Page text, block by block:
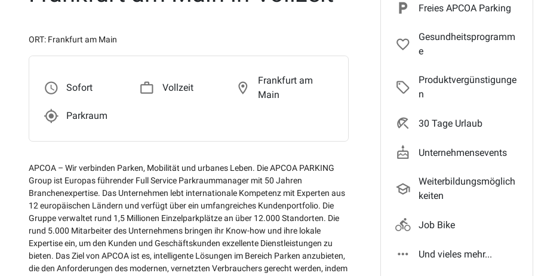
ORT: Frankfurt am Main
access_time Sofort work_outline Vollzeit location_on
Frankfurt am
Main
gps_fixed_outlined
Parkraum
APCOA – Wir verbinden Parken, Mobilität und urbanes Leben. Die APCOA PARKING
Group ist Europas führender Full Service Parkraummanager mit 50 Jahren
Branchenexpertise. Das Unternehmen lebt internationale Kompetenz mit Experten aus
12 europäischen Ländern und verfügt über ein umfangreiches Kundenportfolio. Die
Gruppe verwaltet rund 1,5 Millionen Einzelparkplätze an über 12.000 Standorten. Die
rund 5.000 Mitarbeiter des Unternehmens bringen ihr Know-how und ihre lokale
Expertise ein, um den Kunden und Geschäftskunden exzellente Dienstleistungen zu
bieten. Das Ziel von APCOA ist es, intelligente Lösungen im Bereich Parken anzubieten,
die den Anforderungen des modernen, vernetzten Verbrauchers gerecht werden, indem
local_parking Freies APCOA Parking
favorite_border
Gesundheitsprogramm
e
Produktvergünstigunge
n
30 Tage Urlaub
cake Unternehmensevents
Weiterbildungsmöglich
keiten
directions_bike Job Bike
more_horiz Und vieles mehr...